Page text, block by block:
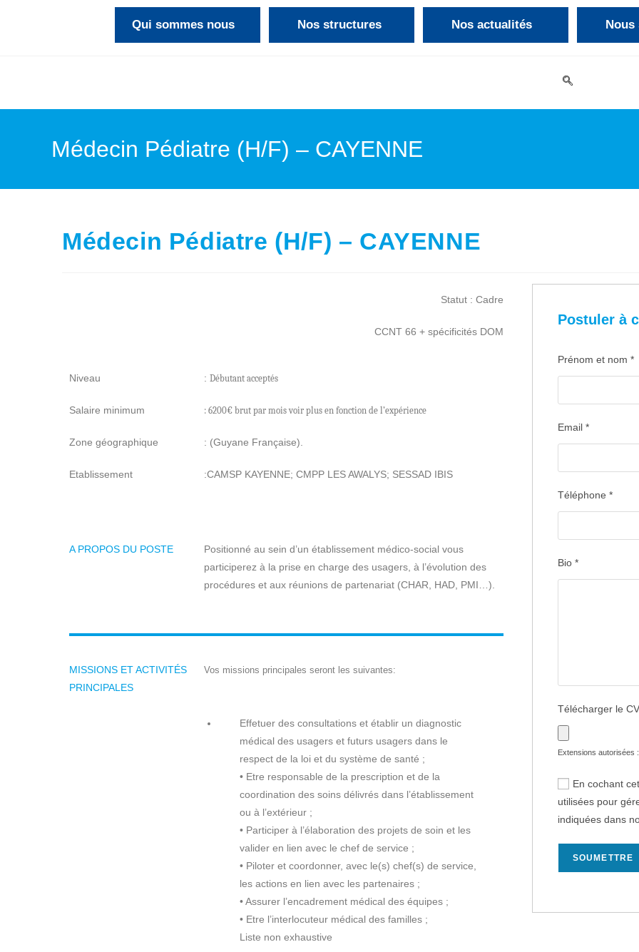
Qui sommes nous Nos structures Nos actualités Nous
Médecin Pédiatre (H/F) – CAYENNE
Médecin Pédiatre (H/F) – CAYENNE
Statut : Cadre
CCNT 66 + spécificités DOM
Niveau
Salaire minimum
Zone géographique
Etablissement
: Débutant acceptés
: 6200€ brut par mois voir plus en fonction de l’expérience
: (Guyane Française).
:CAMSP KAYENNE; CMPP LES AWALYS; SESSAD IBIS
A PROPOS DU POSTE
Positionné au sein d’un établissement médico-social vous
participerez à la prise en charge des usagers, à l’évolution des
procédures et aux réunions de partenariat (CHAR, HAD, PMI…).
MISSIONS ET ACTIVITÉS
PRINCIPALES
Vos missions principales seront les suivantes:
Effetuer des consultations et établir un diagnostic
médical des usagers et futurs usagers dans le
respect de la loi et du système de santé ;
• Etre responsable de la prescription et de la
coordination des soins délivrés dans l’établissement
ou à l’extérieur ;
• Participer à l’élaboration des projets de soin et les
valider en lien avec le chef de service ;
• Piloter et coordonner, avec le(s) chef(s) de service,
les actions en lien avec les partenaires ;
• Assurer l’encadrement médical des équipes ;
• Etre l’interlocuteur médical des familles ;
Liste non exhaustive
Postuler à
Prénom et nom *
Email *
Téléphone *
Bio *
Télécharger le CV
Extensions autorisées
En cochant
utilisées pour
indiquées dans